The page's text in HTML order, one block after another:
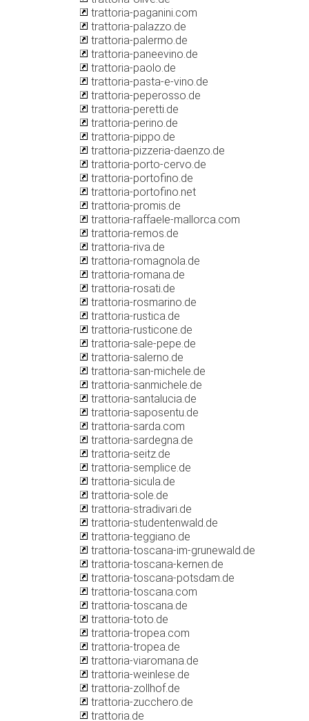
trattoria-paganini.com
trattoria-palazzo.de
trattoria-palermo.de
trattoria-paneevino.de
trattoria-paolo.de
trattoria-pasta-e-vino.de
trattoria-peperosso.de
trattoria-peretti.de
trattoria-perino.de
trattoria-pippo.de
trattoria-pizzeria-daenzo.de
trattoria-porto-cervo.de
trattoria-portofino.de
trattoria-portofino.net
trattoria-promis.de
trattoria-raffaele-mallorca.com
trattoria-remos.de
trattoria-riva.de
trattoria-romagnola.de
trattoria-romana.de
trattoria-rosati.de
trattoria-rosmarino.de
trattoria-rustica.de
trattoria-rusticone.de
trattoria-sale-pepe.de
trattoria-salerno.de
trattoria-san-michele.de
trattoria-sanmichele.de
trattoria-santalucia.de
trattoria-saposentu.de
trattoria-sarda.com
trattoria-sardegna.de
trattoria-seitz.de
trattoria-semplice.de
trattoria-sicula.de
trattoria-sole.de
trattoria-stradivari.de
trattoria-studentenwald.de
trattoria-teggiano.de
trattoria-toscana-im-grunewald.de
trattoria-toscana-kernen.de
trattoria-toscana-potsdam.de
trattoria-toscana.com
trattoria-toscana.de
trattoria-toto.de
trattoria-tropea.com
trattoria-tropea.de
trattoria-viaromana.de
trattoria-weinlese.de
trattoria-zollhof.de
trattoria-zucchero.de
trattoria.de